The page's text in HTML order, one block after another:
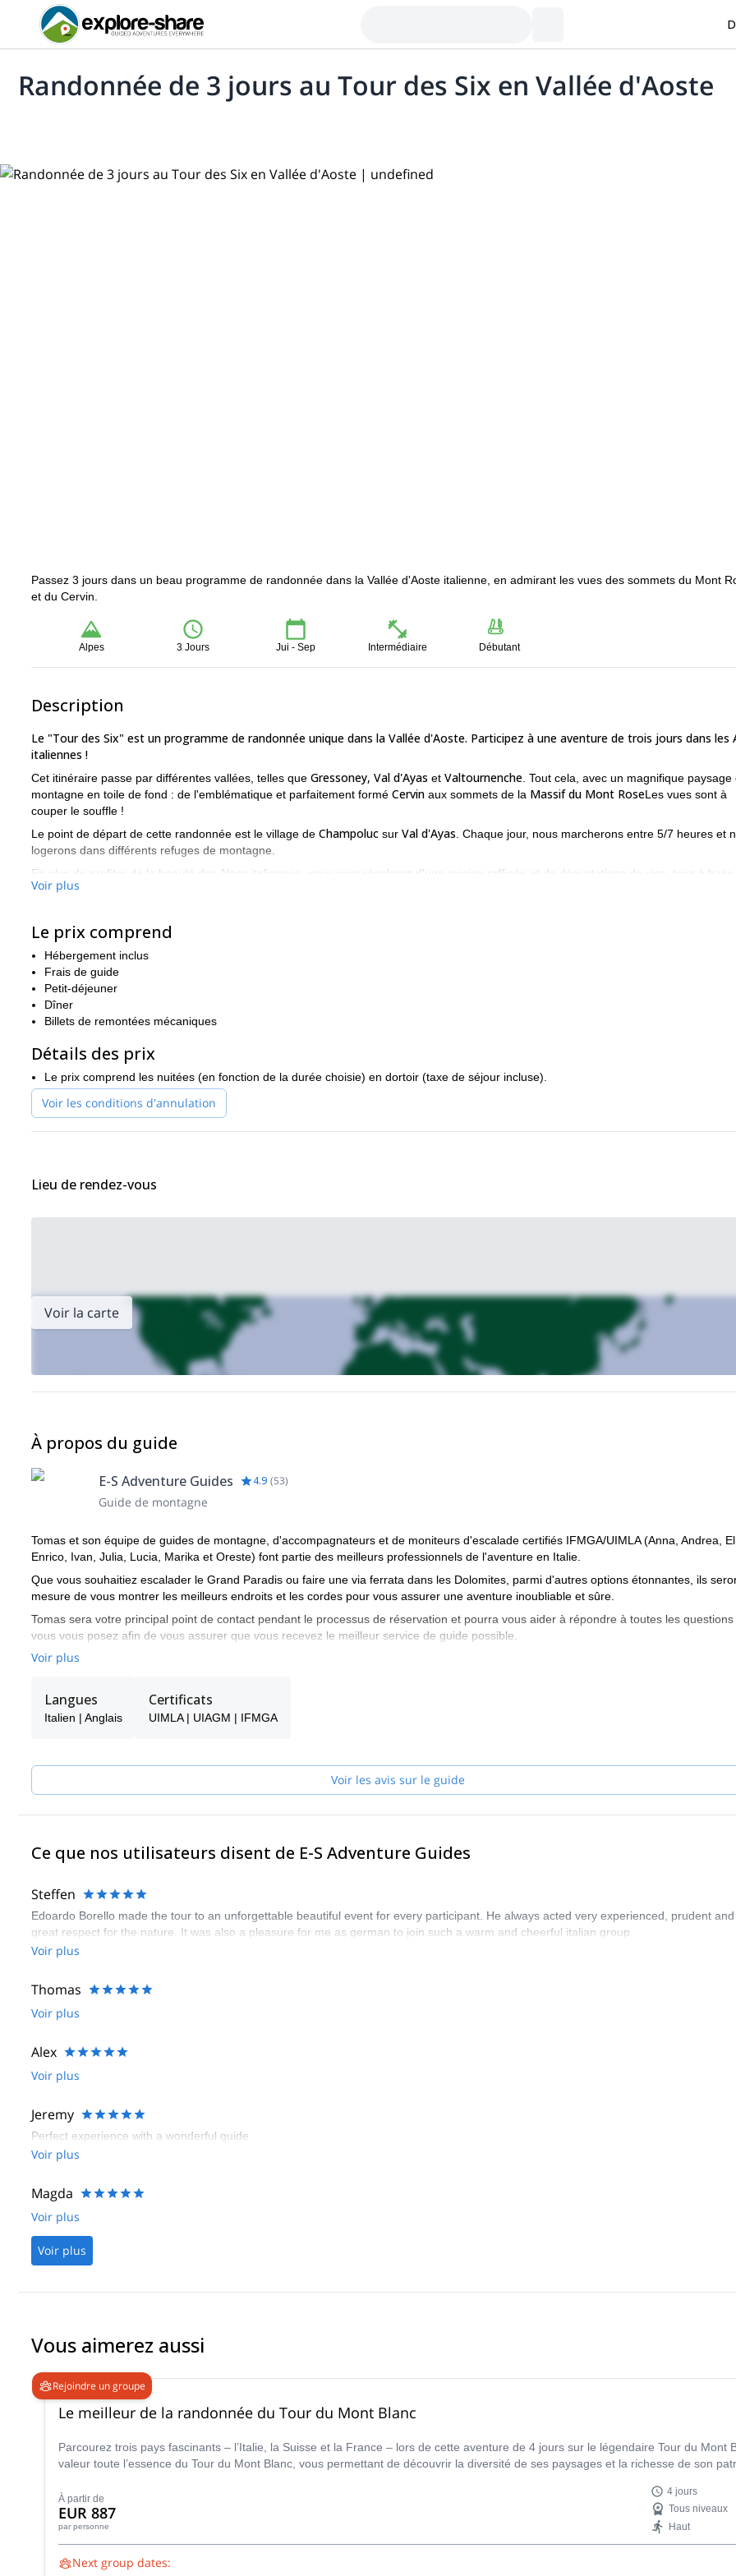
Randonnée de 3 jours au Tour des Six en Vallée d'Aoste
Passez 3 jours dans un beau programme de randonnée dans la Vallée d'Aoste italienne, en admirant les vues des sommets du Mont
et du Cervin.
Alpes 3 Jours Jui - Sep Intermédiaire Débutant
Description
Le "Tour des Six" est un programme de randonnée unique dans la Vallée d'Aoste. Participez à une aventure de trois jours dans les
italiennes !
Cet itinéraire passe par différentes vallées, telles que Gressoney, Val d'Ayas et Valtournenche . Tout cela, avec un magnifique paysage
montagne en toile de fond : de l'emblématique et parfaitement formé Cervin aux sommets de la Massif du Mont RoseLes vues sont à
couper le souffle !
Le point de départ de cette randonnée est le village de Champoluc sur Val d'Ayas . Chaque jour, nous marcherons entre 5/7 heures et
logerons dans différents refuges de montagne.
En plus de profiter de la beauté des Alpes italiennes, vous vous régalerez d'une cuisine raffinée et de dégustations de vins, tous à base
produits locaux.
randonnée de 3 jours "Tour des Six".
Je propose également des programmes de randonnée plus courts dans la région, dont celui-ci
refuge en refuge Vittorio Emanuele.
Voir plus
Le prix comprend
Hébergement inclus
Frais de guide
Petit-déjeuner
Dîner
Billets de remontées mécaniques
Détails des prix
Le prix comprend les nuitées (en fonction de la durée choisie) en dortoir (taxe de séjour incluse).
Voir les conditions d'annulation
Lieu de rendez-vous
Voir la carte
À propos du guide
E-S Adventure Guides 4.9 (53)
Guide de montagne
Tomas et son équipe de guides de montagne, d'accompagnateurs et de moniteurs d'escalade certifiés IFMGA/UIMLA (Anna, Andrea,
Enrico, Ivan, Julia, Lucia, Marika et Oreste) font partie des meilleurs professionnels de l'aventure en Italie.
Que vous souhaitiez escalader le Grand Paradis ou faire une via ferrata dans les Dolomites, parmi d'autres options étonnantes, ils
mesure de vous montrer les meilleurs endroits et les cordes pour vous assurer une aventure inoubliable et sûre.
Tomas sera votre principal point de contact pendant le processus de réservation et pourra vous aider à répondre à toutes les
vous vous posez afin de vous assurer que vous recevez le meilleur service de guide possible.
Choisissez l'un des programmes proposés par E-S Adventure Guides Italy et commencez à planifier une expérience inoubliable en
Voir plus
Langues
Italien | Anglais
Certificats
UIMLA | UIAGM | IFMGA
Voir les avis sur le guide
Ce que nos utilisateurs disent de E-S Adventure Guides
Steffen
Edoardo Borello made the tour to an unforgettable beautiful event for every participant. He always acted very experienced, prudent
great respect for the nature. It was also a pleasure for me as german to join such a warm and cheerful italian group
Voir plus
Thomas
Voir plus
Alex
Voir plus
Jeremy
Perfect experience with a wonderful guide
Voir plus
Magda
Voir plus
Voir plus
Vous aimerez aussi
Rejoindre un groupe
Le meilleur de la randonnée du Tour du Mont Blanc
Parcourez trois pays fascinants – l’Italie, la Suisse et la France – lors de cette aventure de 4 jours sur le légendaire Tour du
valeur toute l’essence du Tour du Mont Blanc, vous permettant de découvrir la diversité de ses paysages et la richesse de son
À partir de
EUR 887
par personne
4 jours
Tous niveaux
Haut
Next group dates: